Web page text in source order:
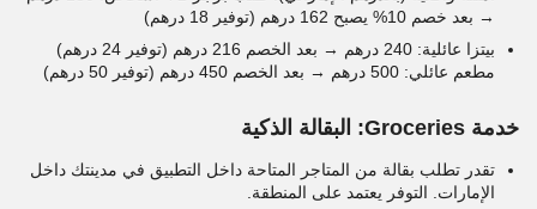
→ بعد خصم 10% يصبح 162 درهم (توفير 18 درهم)
بيتزا عائلية: 240 درهم → بعد الخصم 216 درهم (توفير 24 درهم)
مطعم عائلي: 500 درهم → بعد الخصم 450 درهم (توفير 50 درهم)
خدمة Groceries: البقالة الذكية
تقدر تطلب بقالة من المتاجر المتاحة داخل التطبيق في مدينتك داخل
الإمارات. التوفر يعتمد على المنطقة.